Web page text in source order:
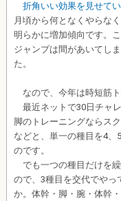
折角いい効果を見せて
月頃から何となくやらな
明らかに増加傾向です。
ジャンプは間があいてし
た。
なので、今年は時短筋ト
最近ネットで30日チャ
脚のトレーニングならス
などと、単一の種目を4、
のです。
でも一つの種目だけを
ので、3種目を交代でやっ
か。体幹・脚・腕・体幹